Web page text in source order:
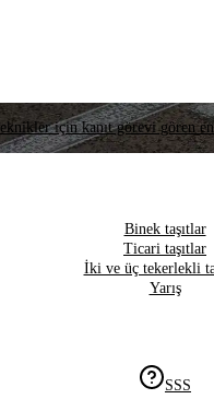
için kanıt görevi gören
Binek taşıtlar
Ticari taşıtlar
İki ve üç tekerlekli
Yarış
SSS